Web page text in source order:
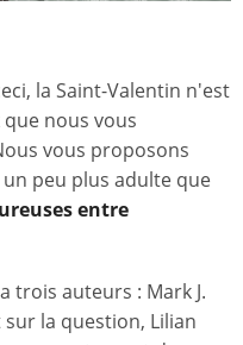
la Saint-Valentin n'est
nous vous
vous proposons
peu plus adulte que
entre
trois auteurs : Mark J.
la question, Lilian